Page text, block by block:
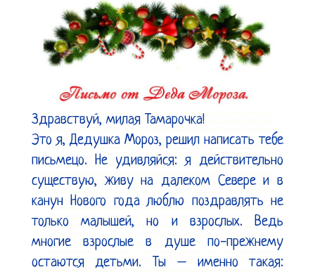
Здравствуй, милая Тамарочка!
Это я, Дедушка Мороз, решил написать тебе
письмецо. Не удивляйся: я действительно
существую, живу на далеком Севере и в
канун Нового года люблю поздравлять не
только малышей, но и взрослых. Ведь
многие взрослые в душе по-прежнему
остаются детьми. Ты – именно такая: